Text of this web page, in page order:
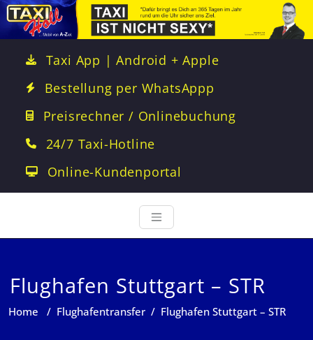
Taxi App | Android + Apple
Bestellung per WhatsAppp
Preisrechner / Onlinebuchung
24/7 Taxi-Hotline
Online-Kundenportal
Flughafen Stuttgart – STR
Home / Flughafentransfer / Flughafen Stuttgart – STR